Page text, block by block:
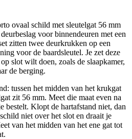
ovaal schild met sleutelgat 56 mm
voor binnendeuren met een
zitten twee deurkrukken op een
voor de baardsleutel. Je zet deze
slot wilt doen, zoals de slaapkamer,
de berging.
tussen het midden van het krukgat
zit 56 mm. Meet die maat even na
bestelt. Klopt de hartafstand niet, dan
niet over het slot en draait je
van het midden van het ene gat tot